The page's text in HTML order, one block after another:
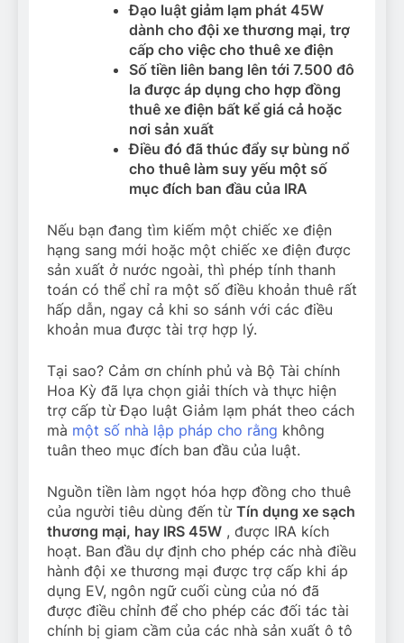
Đạo luật giảm lạm phát 45W
dành cho đội xe thương mại, trợ
cấp cho việc cho thuê xe điện
Số tiền liên bang lên tới 7.500 đô
la được áp dụng cho hợp đồng
thuê xe điện bất kể giá cả hoặc
nơi sản xuất
Điều đó đã thúc đẩy sự bùng nổ
cho thuê làm suy yếu một số
mục đích ban đầu của IRA
Nếu bạn đang tìm kiếm một chiếc xe điện
hạng sang mới hoặc một chiếc xe điện được
sản xuất ở nước ngoài, thì phép tính thanh
toán có thể chỉ ra một số điều khoản thuê rất
hấp dẫn, ngay cả khi so sánh với các điều
khoản mua được tài trợ hợp lý.
Tại sao? Cảm ơn chính phủ và Bộ Tài chính
Hoa Kỳ đã lựa chọn giải thích và thực hiện
trợ cấp từ Đạo luật Giảm lạm phát theo cách
mà một số nhà lập pháp cho rằng không
tuân theo mục đích ban đầu của luật.
Nguồn tiền làm ngọt hóa hợp đồng cho thuê
của người tiêu dùng đến từ Tín dụng xe sạch
thương mại, hay IRS 45W , được IRA kích
hoạt. Ban đầu dự định cho phép các nhà điều
hành đội xe thương mại được trợ cấp khi áp
dụng EV, ngôn ngữ cuối cùng của nó đã
được điều chỉnh để cho phép các đối tác tài
chính bị giam cầm của các nhà sản xuất ô tô